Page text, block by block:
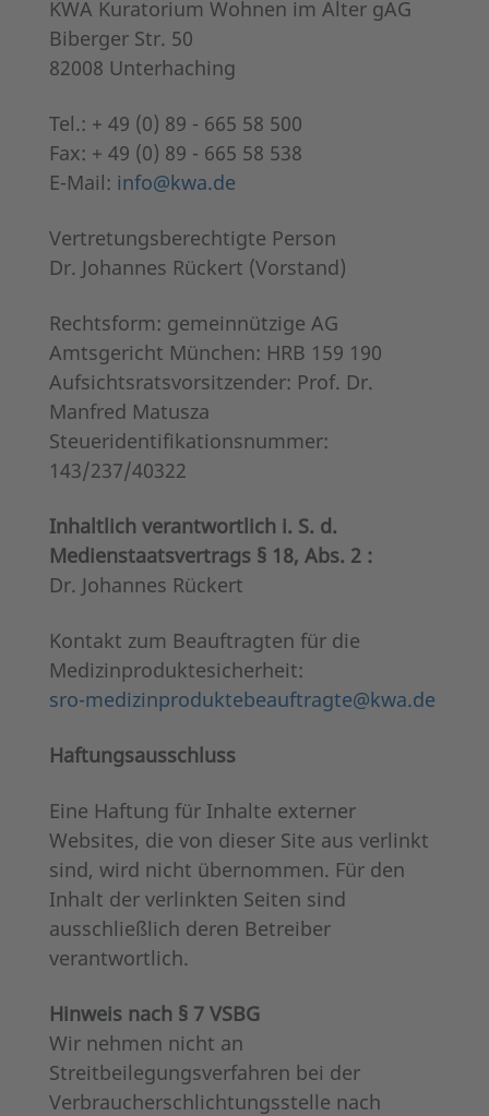
KWA Kuratorium Wohnen im Alter gAG
Biberger Str. 50
82008 Unterhaching
Tel.: + 49 (0) 89 - 665 58 500
Fax: + 49 (0) 89 - 665 58 538
E-Mail: info@kwa.de
Vertretungsberechtigte Person
Dr. Johannes Rückert (Vorstand)
Rechtsform: gemeinnützige AG
Amtsgericht München: HRB 159 190
Aufsichtsratsvorsitzender: Prof. Dr.
Manfred Matusza
Steueridentifikationsnummer:
143/237/40322
Inhaltlich verantwortlich i. S. d.
Medienstaatsvertrags § 18, Abs. 2 :
Dr. Johannes Rückert
Kontakt zum Beauftragten für die
Medizinproduktesicherheit:
sro-medizinproduktebeauftragte@kwa.de
Haftungsausschluss
Eine Haftung für Inhalte externer
Websites, die von dieser Site aus verlinkt
sind, wird nicht übernommen. Für den
Inhalt der verlinkten Seiten sind
ausschließlich deren Betreiber
verantwortlich.
Hinweis nach § 7 VSBG
Wir nehmen nicht an
Streitbeilegungsverfahren bei der
Verbraucherschlichtungsstelle nach